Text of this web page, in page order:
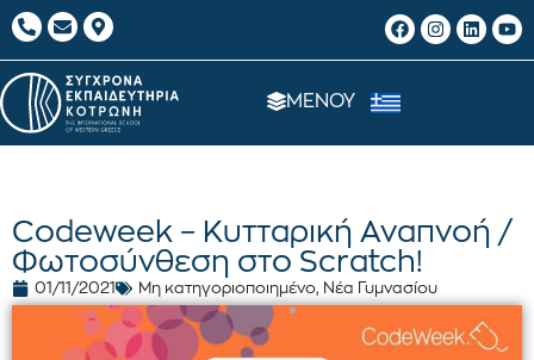
ΜΕΝΟΥ
Codeweek – Κυτταρική Αναπνοή /
Φωτοσύνθεση στο Scratch!
01/11/2021 Μη κατηγοριοποιημένο, Νέα Γυμνασίου